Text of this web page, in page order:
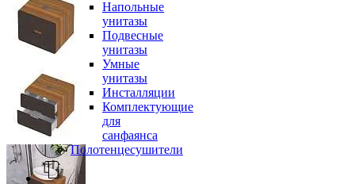
Напольные
унитазы
Подвесные
унитазы
Умные
унитазы
Инсталляции
Комплектующие
для
санфаянса
Полотенцесушители